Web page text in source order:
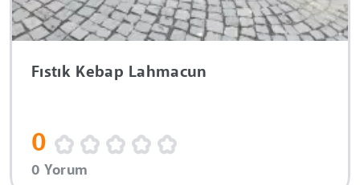
Fıstık Kebap Lahmacun
0
0 Yorum